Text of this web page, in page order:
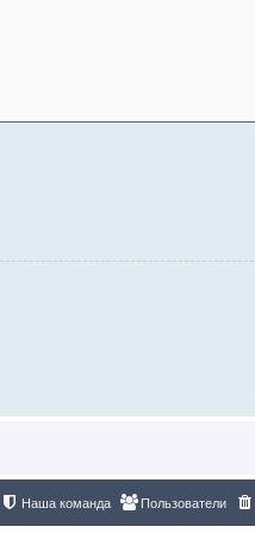
Пользователи
Наша команда